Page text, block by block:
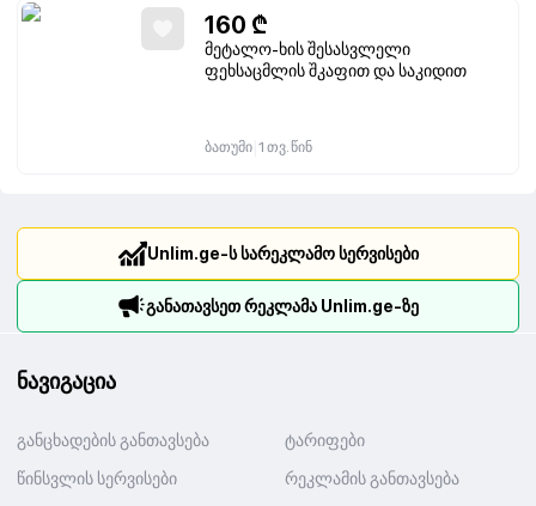
160 ₾
მეტალო-ხის შესასვლელი
ფეხსაცმლის შკაფით და საკიდით
ბათუმი 1 თვ. წინ
Unlim.ge-ს სარეკლამო სერვისები
განათავსეთ რეკლამა Unlim.ge-ზე
ნავიგაცია
განცხადების განთავსება
ტარიფები
წინსვლის სერვისები
რეკლამის განთავსება